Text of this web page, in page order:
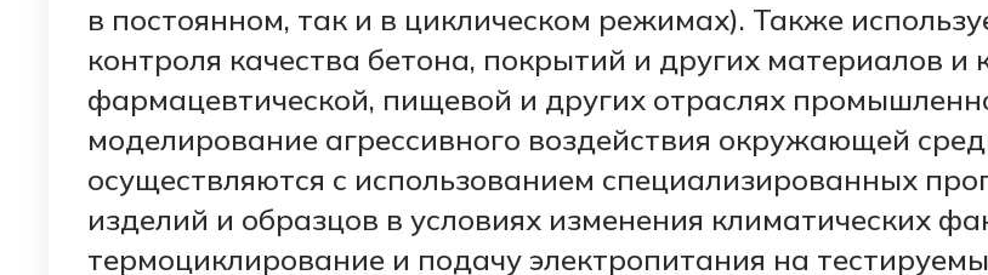
в постоянном, так и в циклическом режимах). Также
контроля качества бетона, покрытий и других материалов
фармацевтической, пищевой и других отраслях
моделирование агрессивного воздействия окружающей
осуществляются с использованием специализированных
изделий и образцов в условиях изменения климатических
термоциклирование и подачу электропитания на